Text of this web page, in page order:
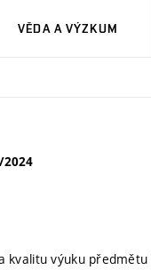
VĚDA A VÝZKUM
2024
kvalitu výuku předmětu